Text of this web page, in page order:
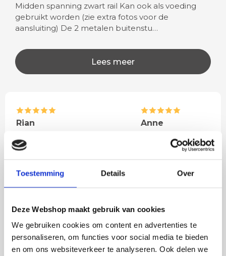
Toestemming Details Over
Deze Webshop maakt gebruik van cookies
We gebruiken cookies om content en advertenties te
personaliseren, om functies voor social media te bieden
en om ons websiteverkeer te analyseren. Ook delen we
Midden spanning zwart rail Kan ook als voeding
gebruikt worden (zie extra fotos voor de
aansluiting) De 2 metalen buitenstu…
Lees meer
Rian
Fijne site waar ik een mooie
lamp heb uitgekozen en
werd deze al bezorgd. Super
netjes en veilig verpakt.
Anne
Het bestellen,
leveren verliep vlot en
artikel is zeer mooi